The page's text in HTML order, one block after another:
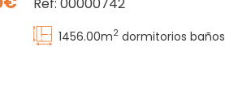
1456.00m2 dormitorios baños